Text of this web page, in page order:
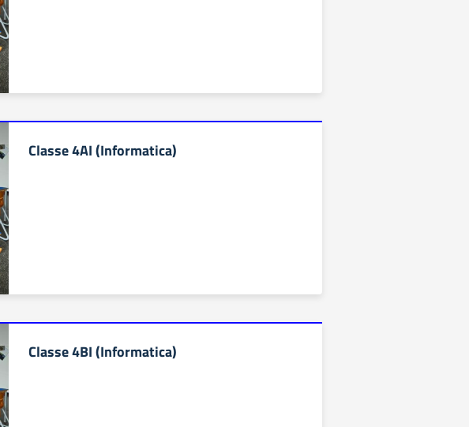
Classe 4AI (Informatica)
Classe 4BI (Informatica)